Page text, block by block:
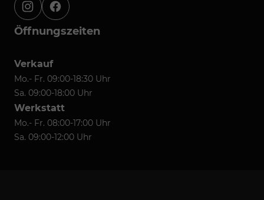
instagramfacebook
Öffnungszeiten
Verkauf
Mo.- Fr. 09:00-18:30 Uhr
Sa. 09:00-18:00 Uhr
Werkstatt
Mo.- Fr. 08:00-17:00 Uhr
Sa. 09:00-12:00 Uhr